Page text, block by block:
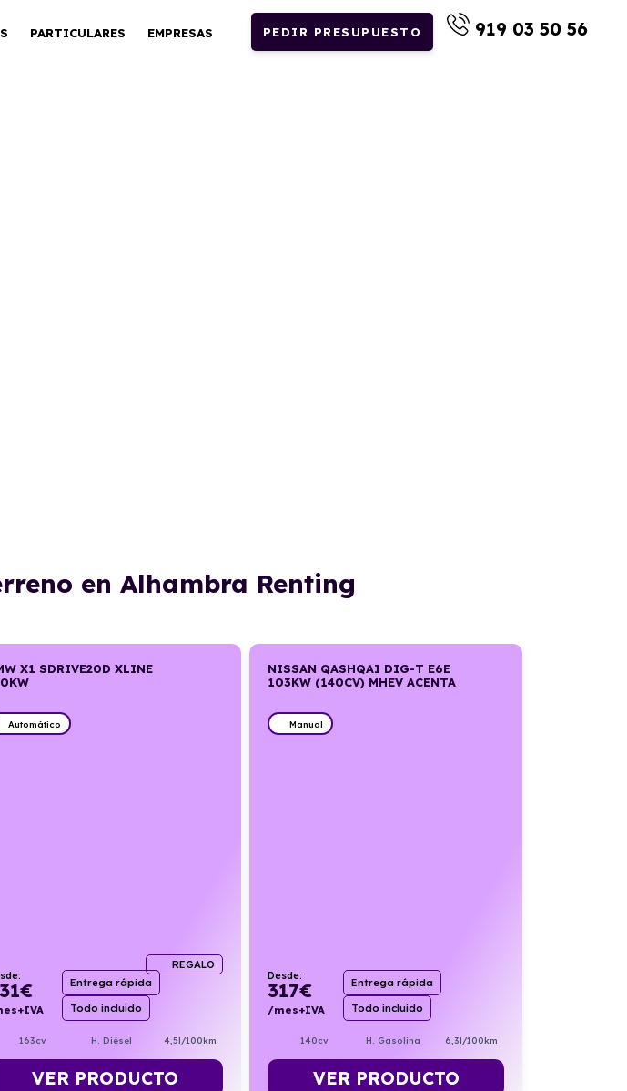
PARTICULARES EMPRESAS PEDIR PRESUPUESTO 919 03 50 56
en Alhambra Renting
X1 SDRIVE20D XLINE
Automático
REGALO
€
Entrega rápida
Todo incluido
163cv H. Diésel 4,5l/100km
VER PRODUCTO
NISSAN QASHQAI DIG-T E6E
103KW (140CV) MHEV ACENTA
Manual
Desde:
317€
/mes+IVA
Entrega rápida
Todo incluido
140cv H. Gasolina 6,3l/100km
VER PRODUCTO